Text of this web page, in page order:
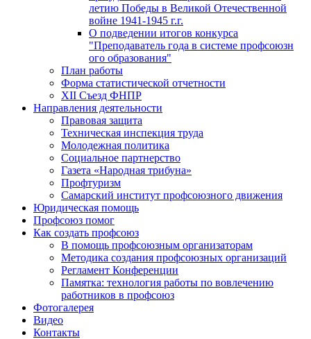
летию Победы в Великой Отечественной
войне 1941-1945 г.г.
О подведении итогов конкурса
"Преподаватель года в системе профсоюзн
ого образования"
План работы
Форма статистической отчетности
XII Съезд ФНПР
Направления деятельности
Правовая защита
Техническая инспекция труда
Молодежная политика
Социальное партнерство
Газета «Народная трибуна»
Профтуризм
Самарский институт профсоюзного движения
Юридическая помощь
Профсоюз помог
Как создать профсоюз
В помощь профсоюзным организаторам
Методика создания профсоюзных организаций
Регламент Конференции
Памятка: технология работы по вовлечению
работников в профсоюз
Фотогалерея
Видео
Контакты